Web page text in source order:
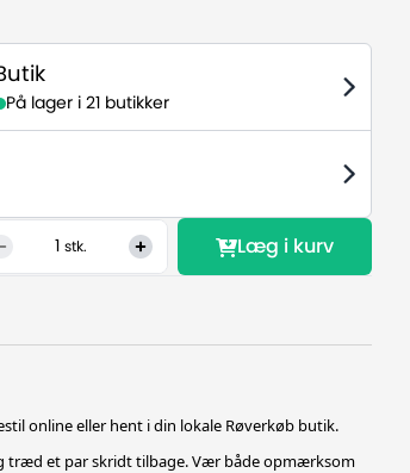
På lager i 21 butikker
1 stk. Læg i kurv
online eller hent i din lokale Røverkøb butik.
et par skridt tilbage. Vær både opmærksom